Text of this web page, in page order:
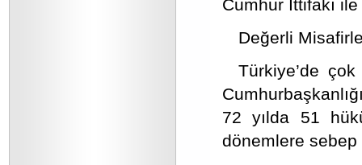
Cumhur İttifakı
Değerli
Türkiye’de
72 yılda 51
dönemlere sebep